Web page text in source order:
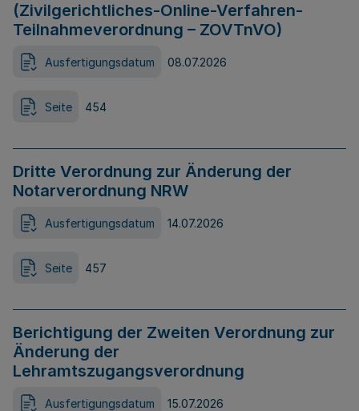
(Zivilgerichtliches-Online-Verfahren-
Teilnahmeverordnung – ZOVTnVO)
Ausfertigungsdatum 08.07.2026
Seite 454
Dritte Verordnung zur Änderung der
Notarverordnung NRW
Ausfertigungsdatum 14.07.2026
Seite 457
Berichtigung der Zweiten Verordnung zur
Änderung der
Lehramtszugangsverordnung
Ausfertigungsdatum 15.07.2026